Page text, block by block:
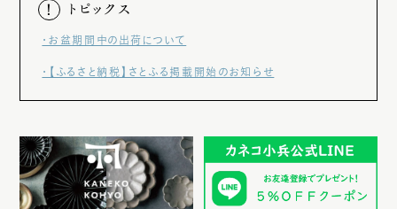
シリーズで選ぶ
ぎやまん陶
リンカ
リンカココ
トピックス
・お盆期間中の出荷について
・【ふるさと納税】さとふる掲載開始のお知らせ